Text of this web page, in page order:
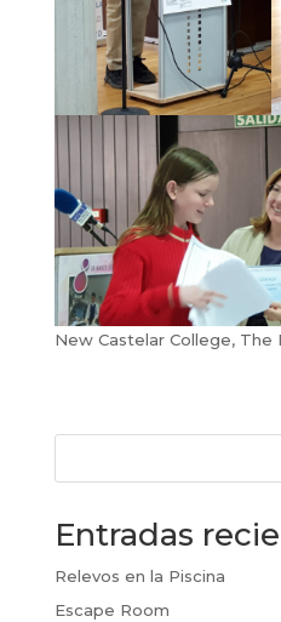
New Castelar College, The
Entradas
Relevos en la Piscina
Escape Room